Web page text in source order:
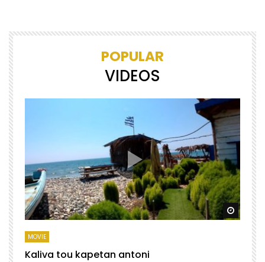
POPULAR
VIDEOS
Watch Later Watch
MOVIE
Kaliva tou kapetan antoni